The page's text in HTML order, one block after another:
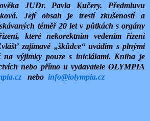
JUDr. Pavla Kučery. Předmluvu
Její obsah je trestí zkušeností a
téměř 20 let v půtkách s orgány
které nekorektním vedením řízení
zajímavé „škůdce“ uvádím s plnými
na výjimky pouze s iniciálami. Kniha je
nebo přímo u vydavatele OLYMPIA
nebo info@iolympia.cz